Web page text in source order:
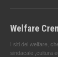
Welfare
I siti del welfare,
sindacale ,cultura